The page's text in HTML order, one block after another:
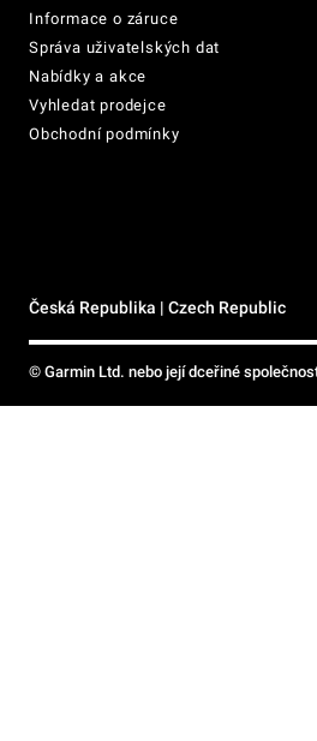
Informace o záruce
Správa uživatelských dat
Nabídky a akce
Vyhledat prodejce
Obchodní podmínky
Česká Republika | Czech Republic
© Garmin Ltd. nebo její dceřiné